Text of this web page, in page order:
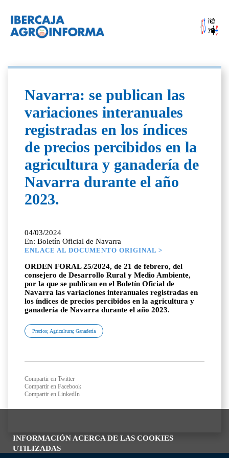
INFORMACIÓN ACERCA DE LAS COOKIES
UTILIZADAS
Navarra: se publican las
variaciones interanuales
registradas en los índices
de precios percibidos en la
agricultura y ganadería de
Navarra durante el año
2023.
04/03/2024
En: Boletín Oficial de Navarra
ENLACE AL DOCUMENTO ORIGINAL >
ORDEN FORAL 25/2024, de 21 de febrero, del
consejero de Desarrollo Rural y Medio Ambiente,
por la que se publican en el Boletín Oficial de
Navarra las variaciones interanuales registradas en
los índices de precios percibidos en la agricultura y
ganadería de Navarra durante el año 2023.
Precios; Agricultura; Ganadería
Compartir en Twitter
Compartir en Facebook
Compartir en LinkedIn